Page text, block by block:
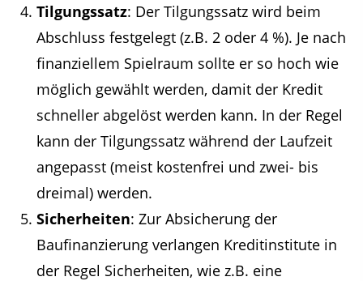
Tilgungssatz: Der Tilgungssatz wird beim
Abschluss festgelegt (z.B. 2 oder 4 %). Je nach
finanziellem Spielraum sollte er so hoch wie
möglich gewählt werden, damit der Kredit
schneller abgelöst werden kann. In der Regel
kann der Tilgungssatz während der Laufzeit
angepasst (meist kostenfrei und zwei- bis
dreimal) werden.
Sicherheiten: Zur Absicherung der
Baufinanzierung verlangen Kreditinstitute in
der Regel Sicherheiten, wie z.B. eine